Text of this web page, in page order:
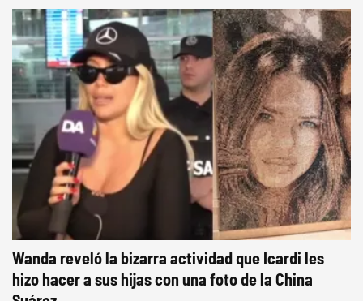
Wanda reveló la bizarra actividad que Icardi les
hizo hacer a sus hijas con una foto de la China